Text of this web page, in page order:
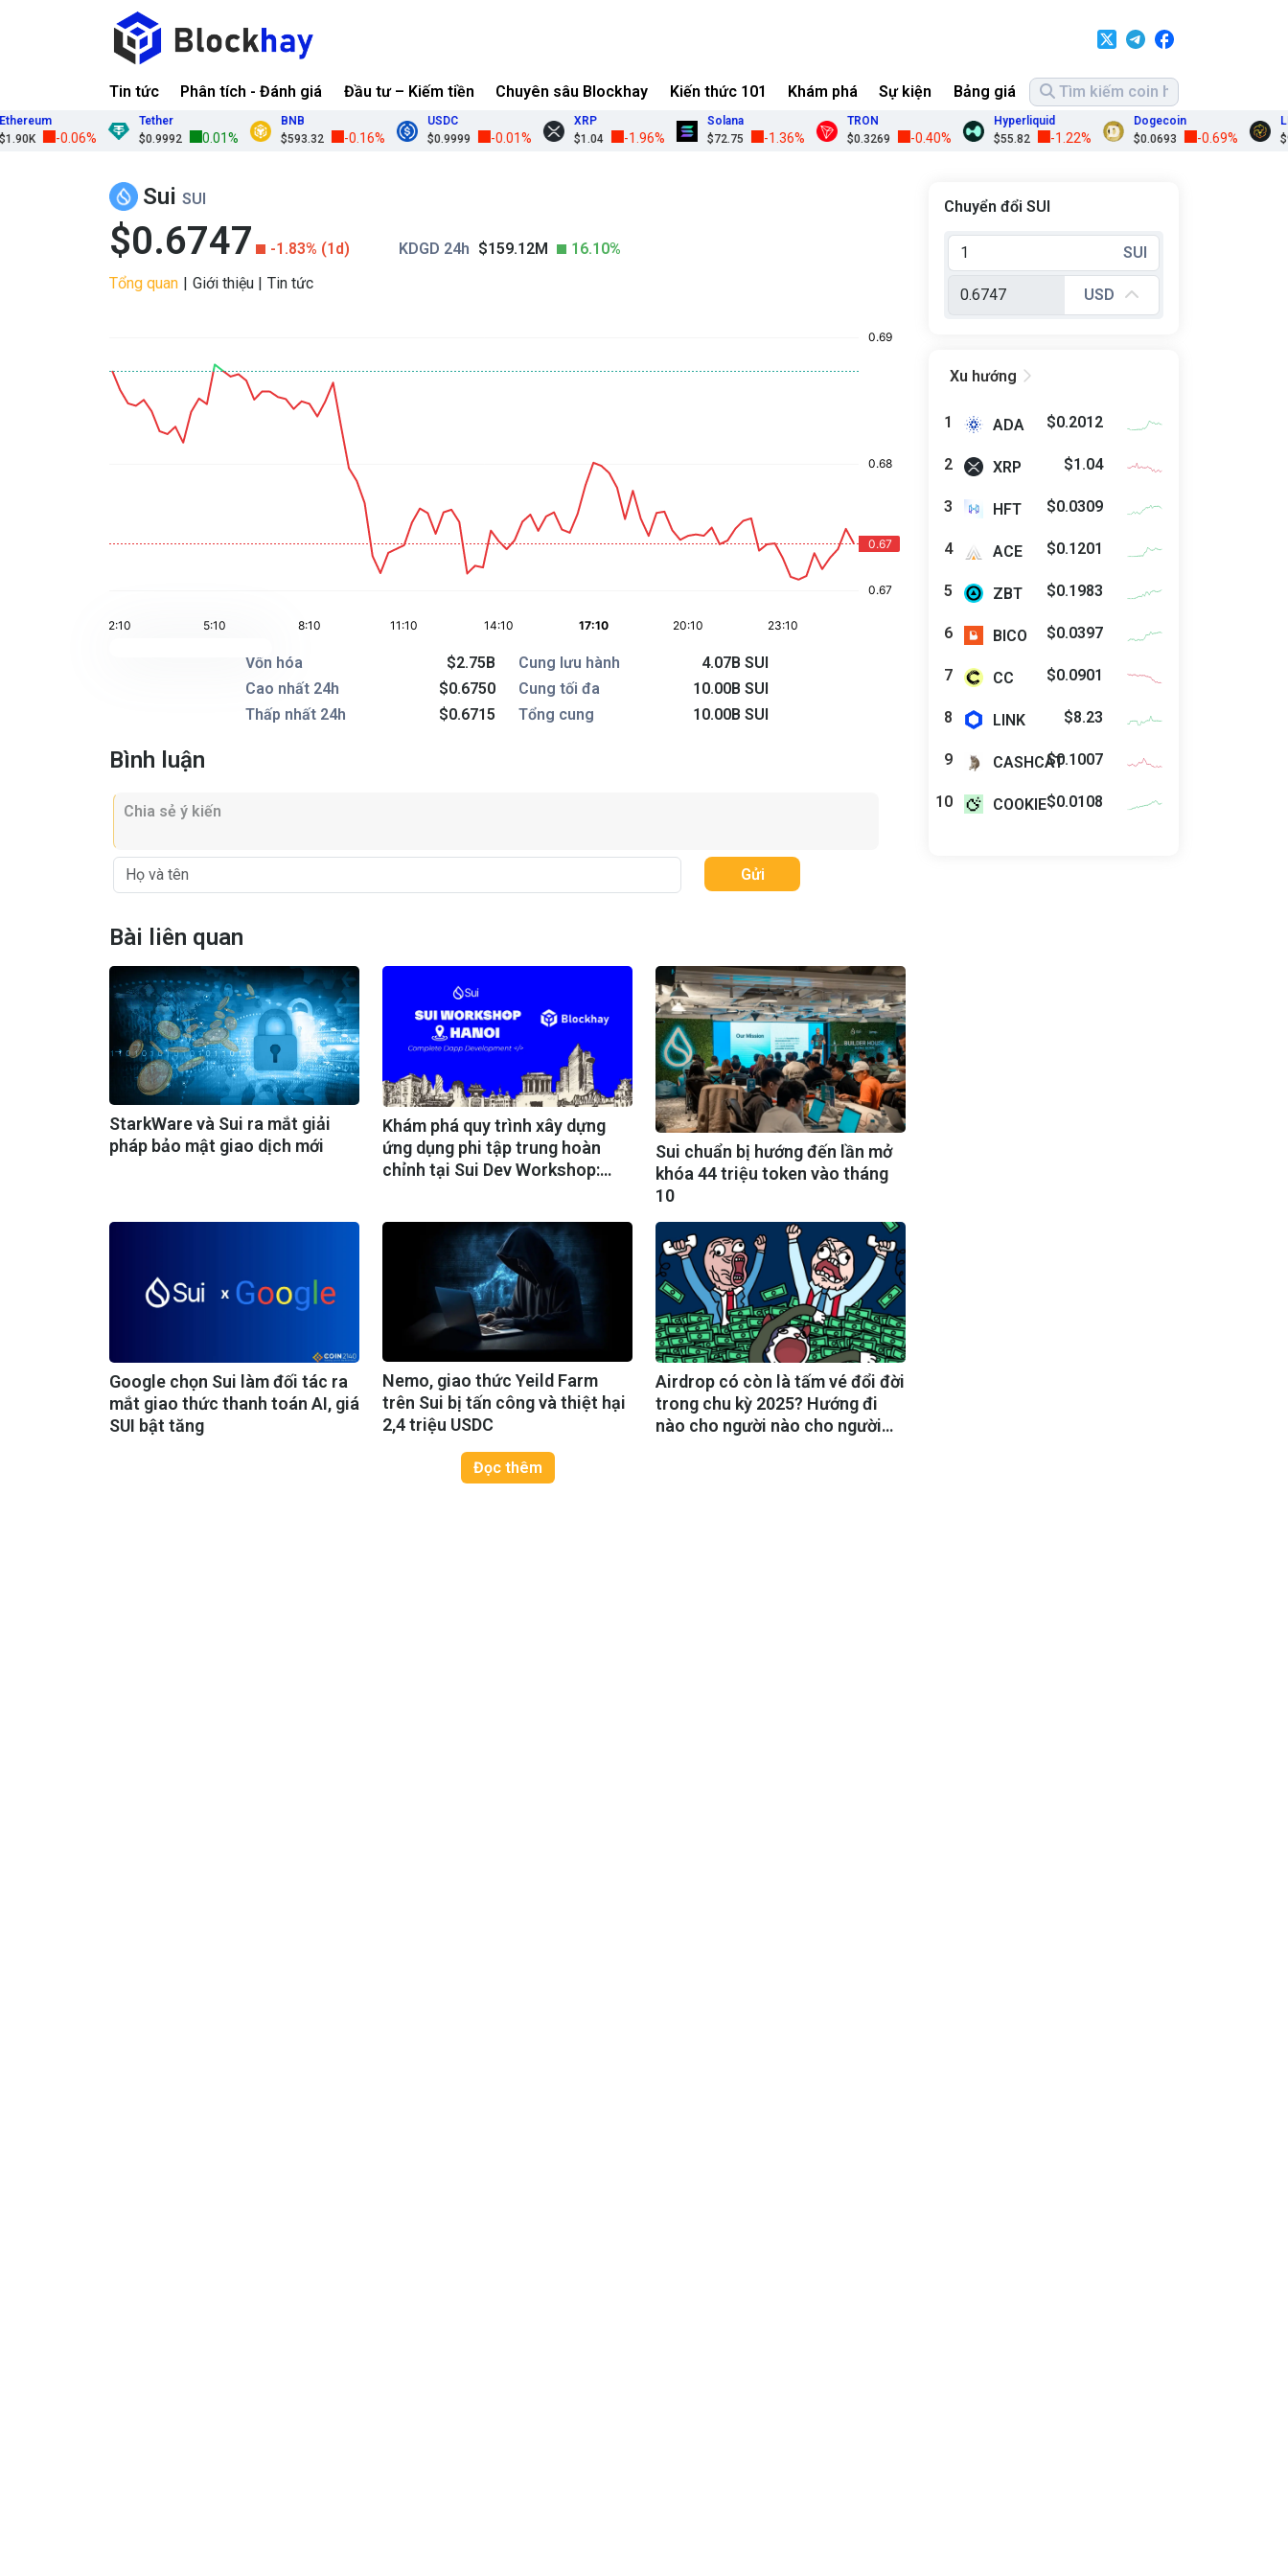
Tin tức Phân tích - Đánh giá Đầu tư – Kiếm tiền Chuyên sâu Blockhay Kiến thức 101 Khám phá Sự kiện Bảng giá
-0.06%
Tether
$0.9992
0.01%
BNB
$593.32
-0.16%
USDC
$0.9999
-0.01%
XRP
$1.04
-1.96%
Solana
$72.75
-1.36%
TRON
$0.3269
-0.40%
Hyperliquid
$55.82
-1.22%
Dogecoin
$0.0693
-0.69%
Sui SUI
$0.6747 -1.83% (1d) KDGD 24h $159.12M
16.10%
Tổng quan
Giới thiệu Tin tức
Vốn hóa
$2.75B
Cao nhất 24h
$0.6750
Thấp nhất 24h
$0.6715
Cung lưu hành
4.07B SUI
Cung tối đa
10.00B SUI
Tổng cung
10.00B SUI
Bình luận
Gửi
Bài liên quan
StarkWare và Sui ra mắt giải
pháp bảo mật giao dịch mới
Khám phá quy trình xây dựng
ứng dụng phi tập trung hoàn
chỉnh tại Sui Dev Workshop:
Sui chuẩn bị hướng đến lần mở
khóa 44 triệu token vào tháng
10
Google chọn Sui làm đối tác ra
mắt giao thức thanh toán AI, giá
SUI bật tăng
Nemo, giao thức Yeild Farm
trên Sui bị tấn công và thiệt hại
2,4 triệu USDC
Airdrop có còn là tấm vé đổi đời
trong chu kỳ 2025? Hướng đi
nào cho người nào cho người
Đọc thêm
Chuyển đổi SUI
SUI
USD 
Xu hướng
ADA $0.2012
XRP $1.04
HFT $0.0309
ACE $0.1201
ZBT $0.1983
BICO $0.0397
CC $0.0901
LINK $8.23
CASHCAT$0.1007
COOKIE$0.0108